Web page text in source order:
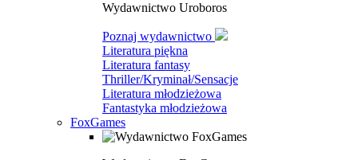
Wydawnictwo Uroboros
Poznaj wydawnictwo
Literatura piękna
Literatura fantasy
Thriller/Kryminał/Sensacje
Literatura młodzieżowa
Fantastyka młodzieżowa
FoxGames